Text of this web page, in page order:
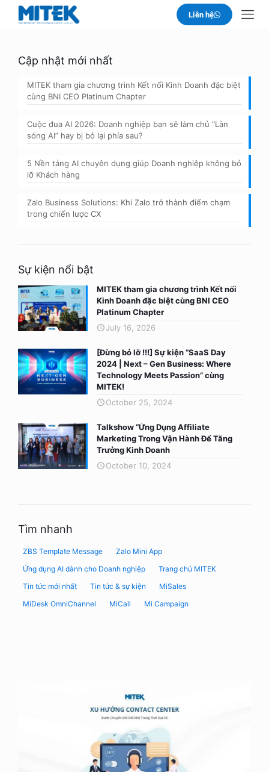
Liên hệ
Cập nhật mới nhất
MITEK tham gia chương trình Kết nối Kinh Doanh đặc biệt
cùng BNI CEO Platinum Chapter
Cuộc đua AI 2026: Doanh nghiệp bạn sẽ làm chủ “Làn
sóng AI” hay bị bỏ lại phía sau?
5 Nền tảng AI chuyên dụng giúp Doanh nghiệp không bỏ
lỡ Khách hàng
Zalo Business Solutions: Khi Zalo trở thành điểm chạm
trong chiến lược CX
Sự kiện nổi bật
MITEK tham gia chương trình Kết nối
Kinh Doanh đặc biệt cùng BNI CEO
Platinum Chapter
July 16, 2026
[Đừng bỏ lỡ !!!] Sự kiện “SaaS Day
2024 | Next – Gen Business: Where
Technology Meets Passion” cùng
MITEK!
October 25, 2024
Talkshow “Ứng Dụng Affiliate
Marketing Trong Vận Hành Để Tăng
Trưởng Kinh Doanh
October 10, 2024
Tìm nhanh
ZBS Template Message
Zalo Mini App
Ứng dụng AI dành cho Doanh nghiệp
Trang chủ MITEK
Tin tức mới nhất
Tin tức & sự kiện
MiSales
MiDesk OmniChannel
MiCall Mi Campaign